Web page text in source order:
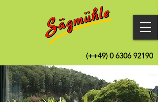
(++49) 0 6306 92190